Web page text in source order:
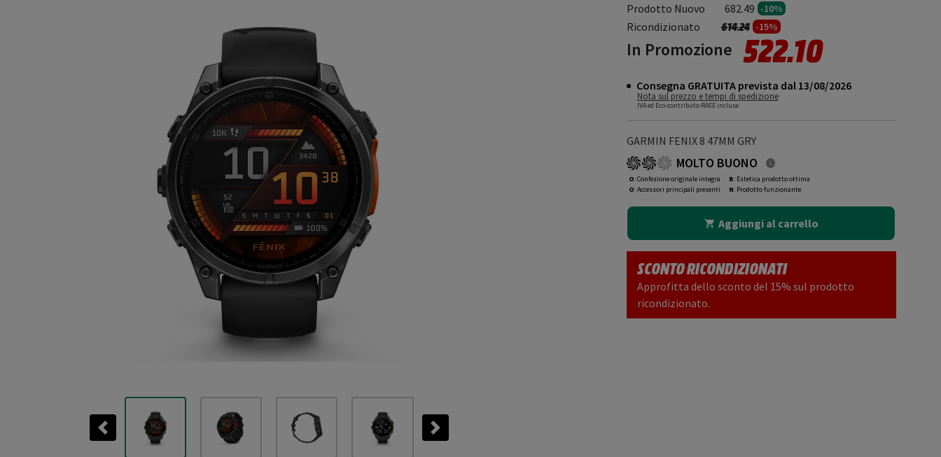
Previous Next
Prodotto Nuovo 682.49 -10%
Ricondizionato Prezzo ridotto da
614.24a-15%
In Promozione 522.10
Consegna GRATUITA prevista dal 13/08/2026
Nota sul prezzo e tempi di spedizione
IVA ed Eco-contributo RAEE incluse
GARMIN FENIX 8 47MM GRY
MOLTO BUONO
O: Confezione originale integra
O: Accessori principali presenti
B: Estetica prodotto ottima
N: Prodotto funzionante
Aggiungi al carrello
SCONTO RICONDIZIONATI
Approfitta dello sconto del 15% sul prodotto
ricondizionato.